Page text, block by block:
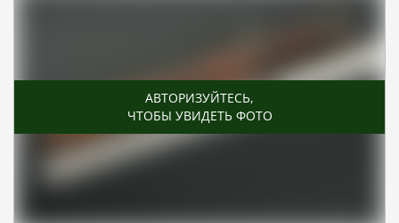
АВТОРИЗУЙТЕСЬ,
ЧТОБЫ УВИДЕТЬ ФОТО